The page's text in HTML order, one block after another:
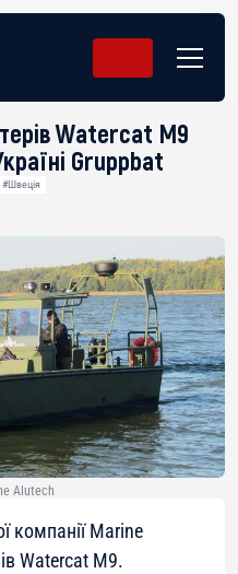
Watercat M9
Gruppbat
#Швеція
Alutech
компанії Marine
Watercat M9.